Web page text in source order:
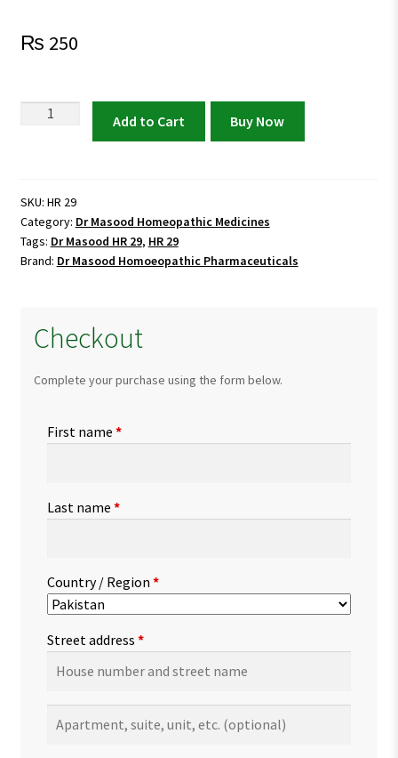
₨ 250
(ENURIS)
quantity
Add to Cart Buy Now
SKU: HR 29
Category: Dr Masood Homeopathic Medicines
Tags: Dr Masood HR 29, HR 29
Brand: Dr Masood Homoeopathic Pharmaceuticals
Checkout
Complete your purchase using the form below.
First name *
Last name *
Country / Region *
Street address *
suite,